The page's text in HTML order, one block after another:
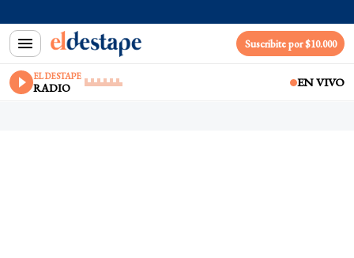
Suscribite por $10.000
EL DESTAPE
RADIO EN VIVO